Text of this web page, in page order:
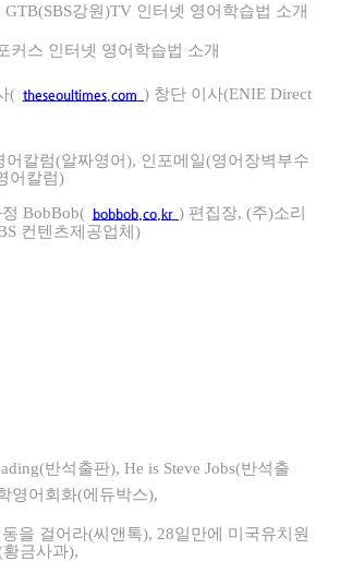
GTB(SBS강원)TV 인터넷 영어학습법 소개
커스 인터넷 영어학습법 소개
( theseoultimes.com ) 창단 이사(ENIE Direct
어칼럼(알짜영어), 인포메일(영어장벽부수
어칼럼)
BobBob( bobbob.co.kr ) 편집장, (주)소리
컨텐츠제공업체)
반석출판), He is Steve Jobs(반석출
영어회화(에듀박스),
을 걸어라(씨앤톡), 28일만에 미국유치원
금사과),